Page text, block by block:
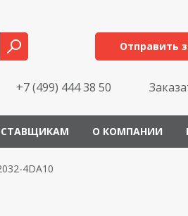
Отправить
+7 (499) 444 38 50
О КОМПАНИИ
4DA10